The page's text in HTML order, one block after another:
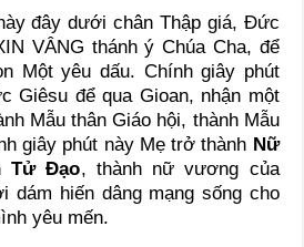
đây dưới chân Thập giá, Đức
VÂNG thánh ý Chúa Cha, để
Một yêu dấu. Chính giây phút
Giêsu để qua Gioan, nhận một
Mẫu thân Giáo hội, thành Mẫu
giây phút này Mẹ trở thành Nữ
Tử Đạo, thành nữ vương của
dám hiến dâng mạng sống cho
yêu mến.